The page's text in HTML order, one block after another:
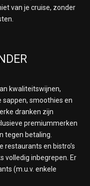
van je cruise, zonder
kwaliteitswijnen,
sappen, smoothies en
dranken zijn
premiummerken
tegen betaling.
restaurants en bistro’s
volledig inbegrepen. Er
(m.u.v. enkele